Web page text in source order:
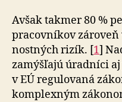
Avšak takmer 80 %
pracovníkov
nostných rizík. [1]
zamýšľajú úradníci
v EÚ regulovaná
komplexným